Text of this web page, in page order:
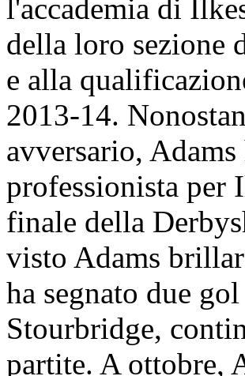
l'accademia di
della loro sezione
e alla
2013-14.
avversario,
professionista per
finale della
visto Adams
ha segnato due
Stourbridge,
partite. A ottobre,